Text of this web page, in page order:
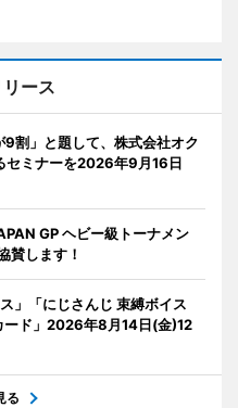
ース
割」と題して、株式会社オク
セミナーを2026年9月16日
GP ヘビー級トーナメン
賛します！
」「にじさんじ 束縛ボイス
ード」2026年8月14日(金)12
る